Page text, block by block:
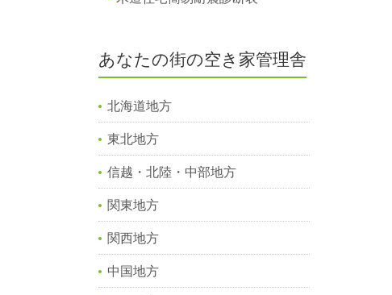
あなたの街の空き家管理舎
北海道地方
東北地方
信越・北陸・中部地方
関東地方
関西地方
中国地方